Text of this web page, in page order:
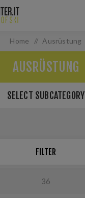
Home / Ausrüstung
AUSRÜSTUNG
SELECT SUBCATEGORY
FILTER